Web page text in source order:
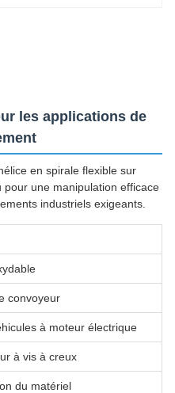
les applications de
en spirale flexible sur
une manipulation efficace
industriels exigeants.
convoyeur
à moteur électrique
à vis à creux
du matériel